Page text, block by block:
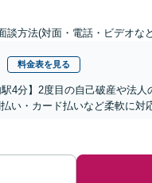
談方法(対面・電話・ビデオな
料金表を見る
駅4分】2度目の自己破産や法
い・カード払いなど柔軟に対